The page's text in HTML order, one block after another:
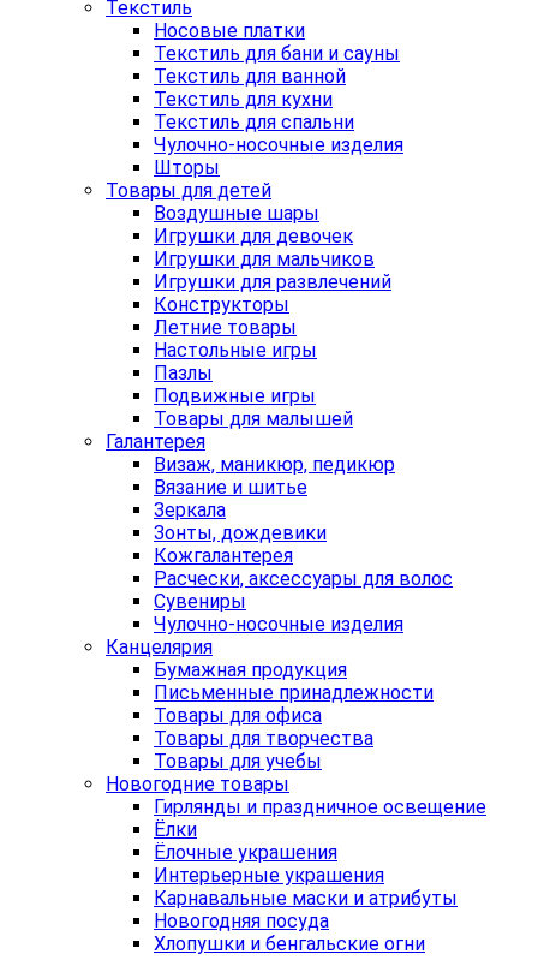
Текстиль
Носовые платки
Текстиль для бани и сауны
Текстиль для ванной
Текстиль для кухни
Текстиль для спальни
Чулочно-носочные изделия
Шторы
Товары для детей
Воздушные шары
Игрушки для девочек
Игрушки для мальчиков
Игрушки для развлечений
Конструкторы
Летние товары
Настольные игры
Пазлы
Подвижные игры
Товары для малышей
Галантерея
Визаж, маникюр, педикюр
Вязание и шитье
Зеркала
Зонты, дождевики
Кожгалантерея
Расчески, аксессуары для волос
Сувениры
Чулочно-носочные изделия
Канцелярия
Бумажная продукция
Письменные принадлежности
Товары для офиса
Товары для творчества
Товары для учебы
Новогодние товары
Гирлянды и праздничное освещение
Ёлки
Ёлочные украшения
Интерьерные украшения
Карнавальные маски и атрибуты
Новогодняя посуда
Хлопушки и бенгальские огни